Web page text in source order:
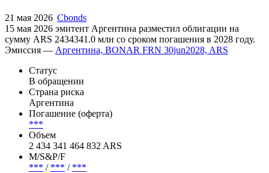
21 мая 2026 Cbonds
15 мая 2026 эмитент Аргентина разместил облигации на
сумму ARS 2434341.0 млн со сроком погашения в 2028 году.
Эмиссия — Аргентина, BONAR FRN 30jun2028, ARS
Статус
В обращении
Страна риска
Аргентина
Погашение (оферта)
***
Объем
2 434 341 464 832 ARS
М/S&P/F
*** / *** / ***